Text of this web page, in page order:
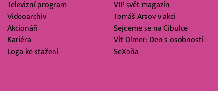
Televizní program
Videoarchiv
Akcionáři
Kariéra
Loga ke stažení
VIP svět magazín
Tomáš Arsov v akci
Sejdeme se na Cibulce
Vít Olmer: Den s osobností
SeXoňa